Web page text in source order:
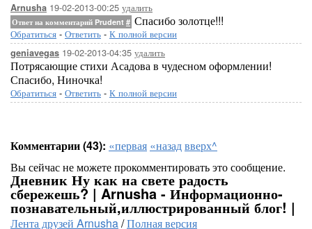
Arnusha 19-02-2013-00:25 удалить
Ответ на комментарий Prudent # Спасибо золотце!!!
Обратиться - Ответить - К полной версии
geniavegas 19-02-2013-04:35 удалить
Потрясающие стихи Асадова в чудесном оформлении!
Спасибо, Ниночка!
Обратиться - Ответить - К полной версии
Комментарии (43): «первая «назадвверх^
Вы сейчас не можете прокомментировать это сообщение.
Дневник Ну как на свете радость
сбережешь? | Arnusha - Информационно-
познавательный,иллюстрированный блог! |
Лента друзей Arnusha/Полная версия